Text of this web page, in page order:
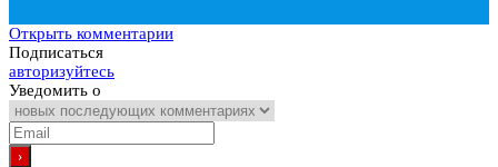
Открыть комментарии
Подписаться
авторизуйтесь
Уведомить о